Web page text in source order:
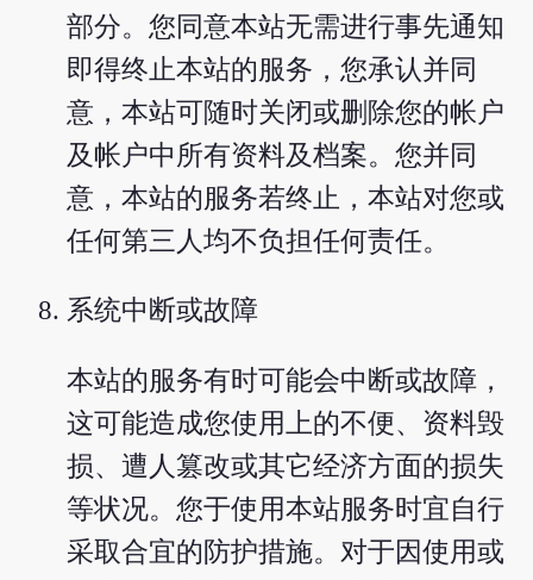
部分。您同意本站无需进行事先通知
即得终止本站的服务，您承认并同
意，本站可随时关闭或删除您的帐户
及帐户中所有资料及档案。您并同
意，本站的服务若终止，本站对您或
任何第三人均不负担任何责任。
系统中断或故障
本站的服务有时可能会中断或故障，
这可能造成您使用上的不便、资料毁
损、遭人篡改或其它经济方面的损失
等状况。您于使用本站服务时宜自行
采取合宜的防护措施。对于因使用或